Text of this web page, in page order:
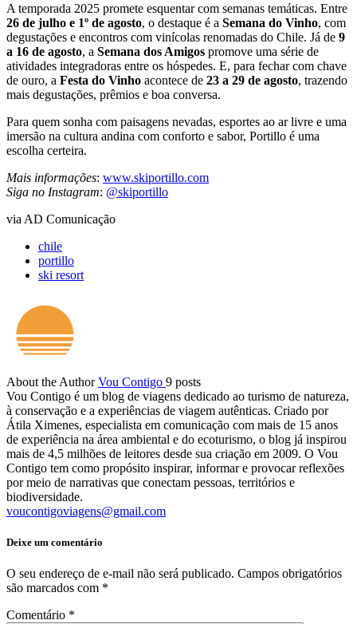
A temporada 2025 promete esquentar com semanas temáticas. Entre
26 de julho e 1º de agosto, o destaque é a Semana do Vinho, com
degustações e encontros com vinícolas renomadas do Chile. Já de 9
a 16 de agosto, a Semana dos Amigos promove uma série de
atividades integradoras entre os hóspedes. E, para fechar com chave
de ouro, a Festa do Vinho acontece de 23 a 29 de agosto, trazendo
mais degustações, prêmios e boa conversa.
Para quem sonha com paisagens nevadas, esportes ao ar livre e uma
imersão na cultura andina com conforto e sabor, Portillo é uma
escolha certeira.
Mais informações: www.skiportillo.com
Siga no Instagram: @skiportillo
via AD Comunicação
chile
portillo
ski resort
About the Author Vou Contigo 9 posts
Vou Contigo é um blog de viagens dedicado ao turismo de natureza,
à conservação e a experiências de viagem autênticas. Criado por
Átila Ximenes, especialista em comunicação com mais de 15 anos
de experiência na área ambiental e do ecoturismo, o blog já inspirou
mais de 4,5 milhões de leitores desde sua criação em 2009. O Vou
Contigo tem como propósito inspirar, informar e provocar reflexões
por meio de narrativas que conectam pessoas, territórios e
biodiversidade.
voucontigoviagens@gmail.com
Deixe um comentário
O seu endereço de e-mail não será publicado. Campos obrigatórios
são marcados com *
Comentário *